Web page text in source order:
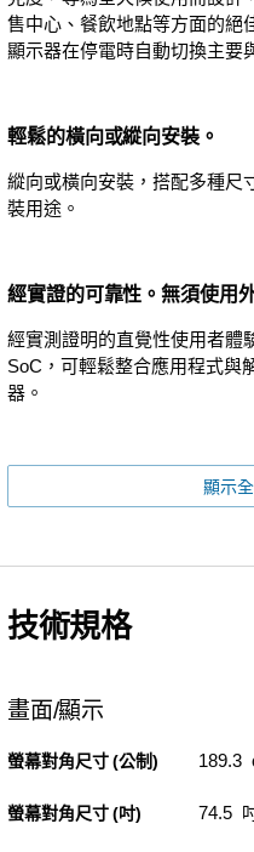
售中心、餐飲地點等方面的絕
顯示器在停電時自動切換主要
輕鬆的橫向或縱向安裝。
縱向或橫向安裝，搭配多種尺
裝用途。
經實證的可靠性。無須使用
經實測證明的直覺性使用者體
SoC，可輕鬆整合應用程式與
器。
顯示
技術規格
畫面/顯示
螢幕對角尺寸 (公制) 189.3
螢幕對角尺寸 (吋) 74.5